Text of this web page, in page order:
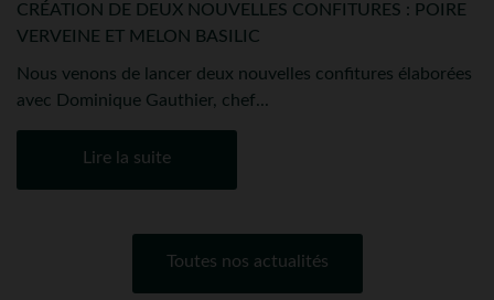
CRÉATION DE DEUX NOUVELLES CONFITURES : POIRE
VERVEINE ET MELON BASILIC
Nous venons de lancer deux nouvelles confitures élaborées
avec Dominique Gauthier, chef...
Lire la suite
Toutes nos actualités